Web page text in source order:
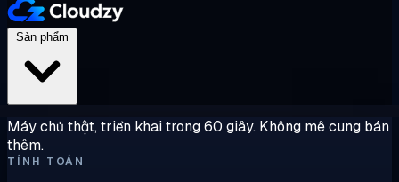
Máy chủ thật, triển khai trong 60 giây. Không mê cung bán
thêm.
TÍNH TOÁN